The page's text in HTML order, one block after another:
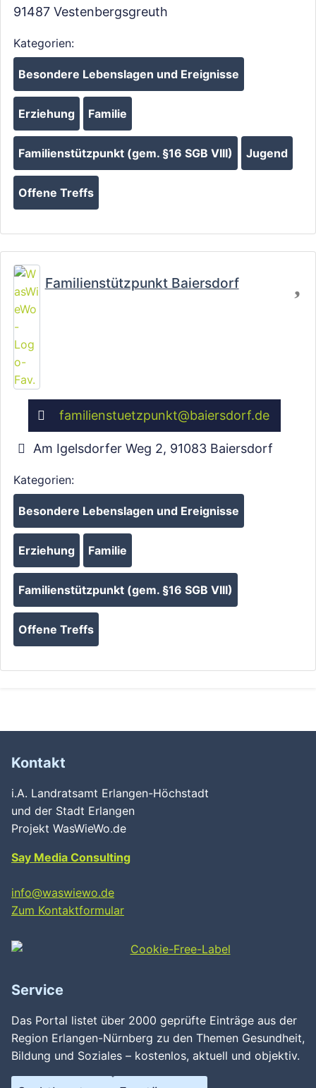
Wird geladen …
91487 Vestenbergsgreuth
Kategorien:
Besondere Lebenslagen und Ereignisse
Erziehung Familie
Familienstützpunkt (gem. §16 SGB VIII) Jugend
Offene Treffs
Familienstützpunkt Baiersdorf
familienstuetzpunkt@baiersdorf.de
Am Igelsdorfer Weg 2, 91083 Baiersdorf
Kategorien:
Besondere Lebenslagen und Ereignisse
Erziehung Familie
Familienstützpunkt (gem. §16 SGB VIII)
Offene Treffs
Kontakt
i.A. Landratsamt Erlangen-Höchstadt
und der Stadt Erlangen
Projekt WasWieWo.de
Say Media Consulting
info@waswiewo.de
Zum Kontaktformular
Service
Das Portal listet über 2000 geprüfte Einträge aus der
Region Erlangen-Nürnberg zu den Themen Gesundheit,
Bildung und Soziales – kostenlos, aktuell und objektiv.